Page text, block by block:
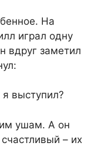
На
играл одну
вдруг заметил
выступил?
ушам. А он
– их